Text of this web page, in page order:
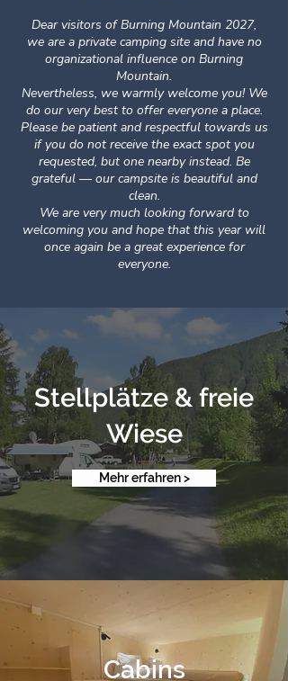
Dear visitors of Burning Mountain 2027,
we are a private camping site and have no
organizational influence on Burning
Mountain.
Nevertheless, we warmly welcome you! We
do our very best to offer everyone a place.
Please be patient and respectful towards us
if you do not receive the exact spot you
requested, but one nearby instead. Be
grateful — our campsite is beautiful and
clean.
We are very much looking forward to
welcoming you and hope that this year will
once again be a great experience for
everyone.
Stellplätze & freie
Wiese
Mehr erfahren >
Cabins